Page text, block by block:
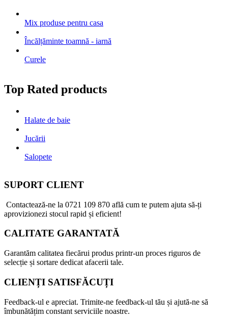
Mix produse pentru casa
Încălțăminte toamnă - iarnă
Curele
Top Rated products
Halate de baie
Jucării
Salopete
SUPORT CLIENT
Contactează-ne la 0721 109 870 află cum te putem ajuta să-ți
aprovizionezi stocul rapid și eficient!
CALITATE GARANTATĂ
Garantăm calitatea fiecărui produs printr-un proces riguros de
selecție și sortare dedicat afacerii tale.
CLIENȚI SATISFĂCUȚI
Feedback-ul e apreciat. Trimite-ne feedback-ul tău și ajută-ne să
îmbunătățim constant serviciile noastre.